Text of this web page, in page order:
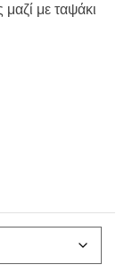
με ταψάκι